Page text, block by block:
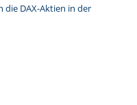
die DAX-Aktien in der